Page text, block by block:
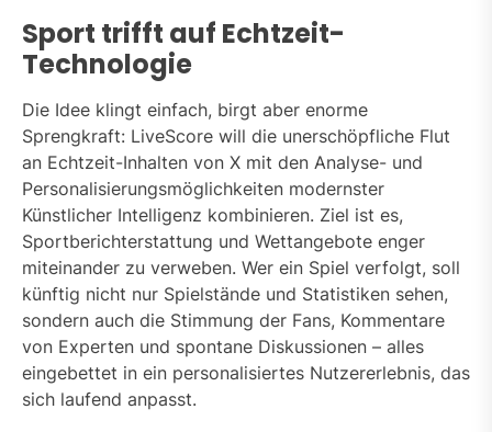
Sport trifft auf Echtzeit-
Technologie
Die Idee klingt einfach, birgt aber enorme
Sprengkraft: LiveScore will die unerschöpfliche Flut
an Echtzeit-Inhalten von X mit den Analyse- und
Personalisierungsmöglichkeiten modernster
Künstlicher Intelligenz kombinieren. Ziel ist es,
Sportberichterstattung und Wettangebote enger
miteinander zu verweben. Wer ein Spiel verfolgt, soll
künftig nicht nur Spielstände und Statistiken sehen,
sondern auch die Stimmung der Fans, Kommentare
von Experten und spontane Diskussionen – alles
eingebettet in ein personalisiertes Nutzererlebnis, das
sich laufend anpasst.